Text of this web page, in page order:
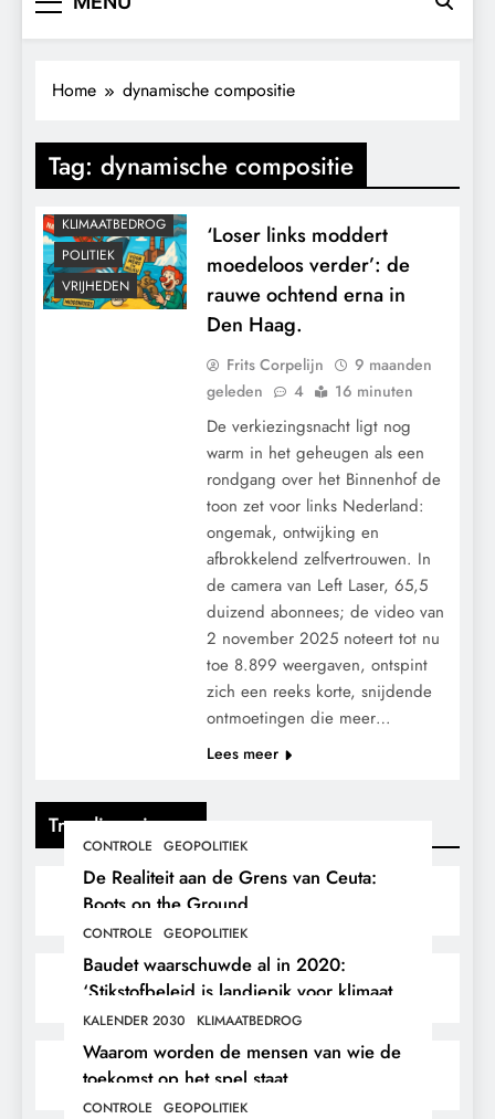
Trending nieuws
CONTROLE GEOPOLITIEK
De Realiteit aan de Grens van Ceuta:
Boots on the Ground.
CONTROLE GEOPOLITIEK
Baudet waarschuwde al in 2020:
‘Stikstofbeleid is landjepik voor klimaat
en immigratie’.
KALENDER 2030 KLIMAATBEDROG
Waarom worden de mensen van wie de
toekomst op het spel staat,
buitengesloten?
CONTROLE GEOPOLITIEK
Home dynamische compositie
Tag: dynamische compositie
CONTROLE
KLIMAATBEDROG
POLITIEK
VRIJHEDEN
‘Loser links moddert
moedeloos verder’: de
rauwe ochtend erna in
Den Haag.
Frits Corpelijn
9 maanden
geleden
4 16 minuten
De verkiezingsnacht ligt nog
warm in het geheugen als een
rondgang over het Binnenhof de
toon zet voor links Nederland:
ongemak, ontwijking en
afbrokkelend zelfvertrouwen. In
de camera van Left Laser, 65,5
duizend abonnees; de video van
2 november 2025 noteert tot nu
toe 8.899 weergaven, ontspint
zich een reeks korte, snijdende
ontmoetingen die meer…
Lees meer